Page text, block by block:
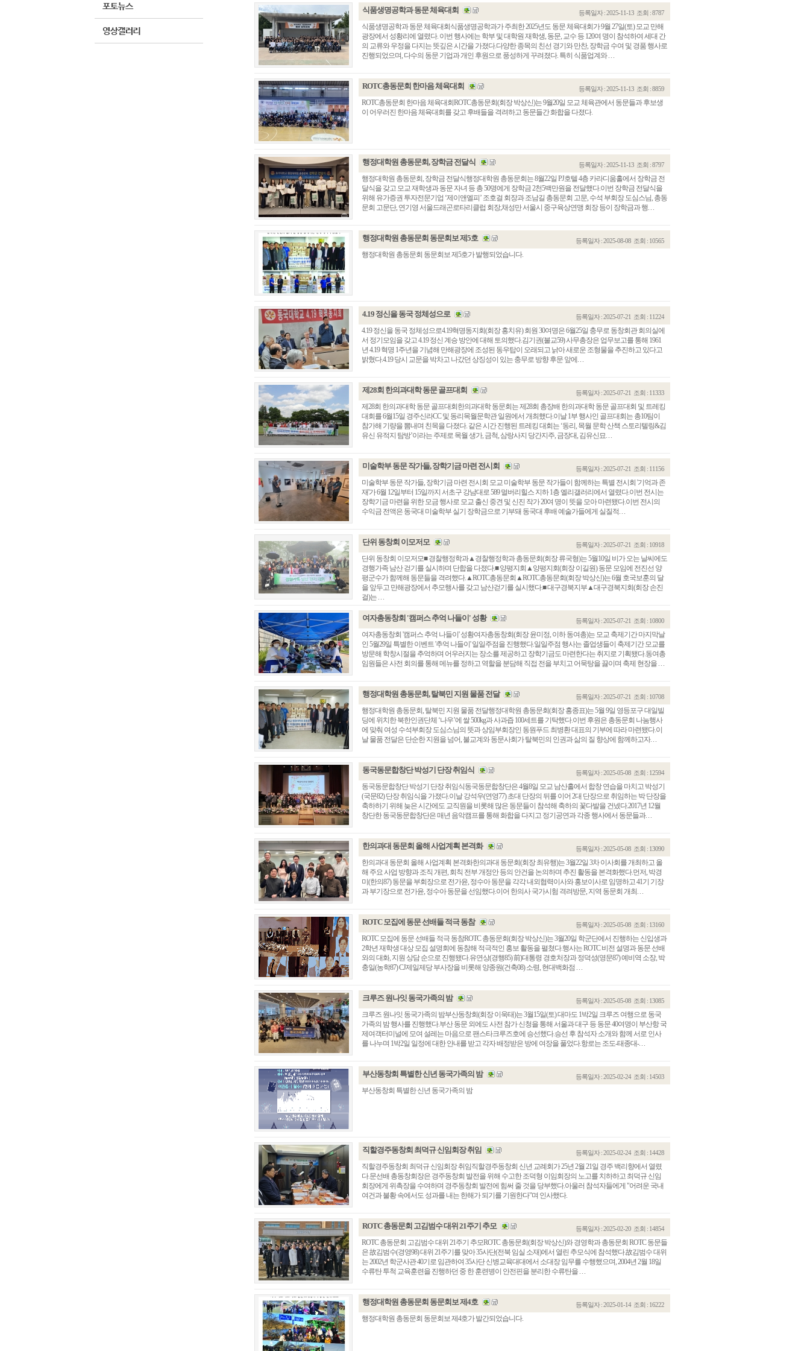
이사장 인사말
총동창회 소식
모교 소식
언론에 비친 동국
동창회보
포토뉴스
영상갤러리
동문동정
동국의 창
경조사
이달의 시
회관건립기금 기부자
장학발전기금 기부자
공지사항
연락처 수정
동국의료원 혜택
만해마을 할인 혜택
지부지회 링크
식품생명공학과 동문 체육대회 등록일자 : 2025-11-13 조회 : 8787
식품생명공학과 동문 체육대회식품생명공학과가 주최한 2025년도 동문 체육대회가 9월 27일(토) 모교 만해
광장에서 성황리에 열렸다. 이번 행사에는 학부 및 대학원 재학생, 동문, 교수 등 120여 명이 참석하여 세대 간
의 교류와 우정을 다지는 뜻깊은 시간을 가졌다.다양한 종목의 친선 경기와 만찬, 장학금 수여 및 경품 행사로
진행되었으며, 다수의 동문 기업과 개인 후원으로 풍성하게 꾸려졌다. 특히 식품업계와 . . .
ROTC총동문회 한마음 체육대회 등록일자 : 2025-11-13 조회 : 8859
ROTC총동문회 한마음 체육대회ROTC총동문회(회장 박상신)는 9월20일 모교 체육관에서 동문들과 후보생
이 어우러진 한마음 체육대회를 갖고 후배들을 격려하고 동문들간 화합을 다졌다.
행정대학원 총동문회, 장학금 전달식 등록일자 : 2025-11-13 조회 : 8797
행정대학원 총동문회, 장학금 전달식행정대학원 총동문회는 8월22일 PJ호텔 4층 카라디움홀에서 장학금 전
달식을 갖고 모교 재학생과 동문 자녀 등 총 50명에게 장학금 2천5백만원을 전달했다.이번 장학금 전달식을
위해 유가증권 투자전문기업 ‘제이앤엘피’ 조호걸 회장과 조남길 총동문회 고문, 수석 부회장 도심스님, 총동
문회 고문단, 연기영 서울드래곤로타리클럽 회장,채성만 서울시 중구육상연맹 회장 등이 장학금과 행. . .
행정대학원 총동문회 동문회보 제5호 등록일자 : 2025-08-08 조회 : 10565
행정대학원 총동문회 동문회보 제5호가 발행되었습니다.
4.19 정신을 동국 정체성으로 등록일자 : 2025-07-21 조회 : 11224
4.19 정신을 동국 정체성으로4.19혁명동지회(회장 홍치유) 회원 30여명은 6월25일 충무로 동창회관 회의실에
서 정기모임을 갖고 4.19 정신 계승 방안에 대해 토의했다.김기권(불교59) 사무총장은 업무보고를 통해 1961
년 4.19 혁명 1주년을 기념해 만해광장에 조성된 동우탑이 오래되고 낡아 새로운 조형물을 추진하고 있다고
밝혔다.4.19 당시 교문을 박차고 나갔던 상징성이 있는 충무로 방향 후문 앞에. . .
제28회 한의과대학 동문 골프대회 등록일자 : 2025-07-21 조회 : 11333
제28회 한의과대학 동문 골프대회한의과대학 동문회는 제28회 총장배 한의과대학 동문 골프대회 및 트레킹
대회를 6월15일 경주신라CC 및 동리목월문학관 일원에서 개최했다.이날 1부 행사인 골프대회는 총10팀이
참가해 기량을 뽐내며 친목을 다졌다. 같은 시간 진행된 트레킹 대회는 ‘동리, 목월 문학 산책 스토리텔링&김
유신 유적지 탐방’이라는 주제로 목월 생가, 금척, 삼랑사지 당간지주, 금장대, 김유신묘. . .
미술학부 동문 작가들, 장학기금 마련 전시회 등록일자 : 2025-07-21 조회 : 11156
미술학부 동문 작가들, 장학기금 마련 전시회 모교 미술학부 동문 작가들이 함께하는 특별 전시회 '기억과 존
재'가 6월 12일부터 15일까지 서초구 강남대로 589 멀버리힐스 지하 1층 엘리갤러리에서 열렸다.이번 전시는
장학기금 마련을 위한 모금 행사로 모교 출신 중견 및 신진 작가 20여 명이 뜻을 모아 마련됐다.이번 전시의
수익금 전액은 동국대 미술학부 실기 장학금으로 기부돼 동국대 후배 예술가들에게 실질적. . .
단위 동창회 이모저모 등록일자 : 2025-07-21 조회 : 10918
단위 동창회 이모저모■ 경찰행정학과▲경찰행정학과 총동문회(회장 류국형)는 5월10일 비가 오는 날씨에도
경행가족 남산 걷기를 실시하며 단합을 다졌다.■ 양평지회▲양평지회(회장 이길원) 동문 모임에 전진선 양
평군수가 함께해 동문들을 격려했다.▲ROTC총동문회▲ROTC총동문회(회장 박상신)는 6월 호국보훈의 달
을 앞두고 만해광장에서 추모행사를 갖고 남산걷기를 실시했다.■ 대구경북지부▲대구경북지회(회장 손진
걸)는 . . .
여자총동창회 '캠퍼스 추억 나들이' 성황 등록일자 : 2025-07-21 조회 : 10800
여자총동창회 '캠퍼스 추억 나들이' 성황여자총동창회(회장 윤미정, 이하 동여총)는 모교 축제기간 마지막날
인 5월29일 특별한 이벤트 '추억 나들이' 일일주점을 진행했다.일일주점 행사는 졸업생들이 축제기간 모교를
방문해 학창시절을 추억하며 어우러지는 장소를 제공하고 장학기금도 마련한다는 취지로 기획됐다.동여총
임원들은 사전 회의를 통해 메뉴를 정하고 역할을 분담해 직접 전을 부치고 어묵탕을 끓이며 축제 현장을 . . .
행정대학원 총동문회, 탈북민 지원 물품 전달 등록일자 : 2025-07-21 조회 : 10708
행정대학원 총동문회, 탈북민 지원 물품 전달행정대학원 총동문회(회장 홍종표)는 5월 9일 영등포구 대일빌
딩에 위치한 북한인권단체 ‘나우’에 쌀 500kg과 사과즙 100세트를 기탁했다.이번 후원은 총동문회 나눔행사
에 맞춰 여성 수석부회장 도심스님의 뜻과 상임부회장인 동원푸드 최병환 대표의 기부에 따라 마련됐다.이
날 물품 전달은 단순한 지원을 넘어, 불교계와 동문사회가 탈북민의 인권과 삶의 질 향상에 함께하고자. . .
동국동문합창단 박성기 단장 취임식 등록일자 : 2025-05-08 조회 : 12594
동국동문합창단 박성기 단장 취임식동국동문합창단은 4월8일 모교 남산홀에서 합창 연습을 마치고 박성기
(국문82) 단장 취임식을 가졌다.이날 강석우(연영77) 초대 단장의 뒤를 이어 2대 단장으로 취임하는 박 단장을
축하하기 위해 늦은 시간에도 교직원을 비롯해 많은 동문들이 참석해 축하의 꽃다발을 건넸다.2017년 12월
창단한 동국동문합창단은 매년 음악캠프를 통해 화합을 다지고 정기공연과 각종 행사에서 동문들과. . .
한의과대 동문회 올해 사업계획 본격화 등록일자 : 2025-05-08 조회 : 13090
한의과대 동문회 올해 사업계획 본격화한의과대 동문회(회장 최유행)는 3월22일 3차 이사회를 개최하고 올
해 주요 사업 방향과 조직 개편, 회칙 전부 개정안 등의 안건을 논의하며 추진 활동을 본격화했다.먼저, 박경
미(한의87) 동문을 부회장으로 전가윤, 정수아 동문을 각각 내외협력이사와 홍보이사로 임명하고 41기 기장
과 부기장으로 전가윤, 정수아 동문을 선임했다.이어 한의사 국가시험 격려방문, 지역 동문회 개최. . .
ROTC 모집에 동문 선배들 적극 동참 등록일자 : 2025-05-08 조회 : 13160
ROTC 모집에 동문 선배들 적극 동참ROTC 총동문회(회장 박상신)는 3월20일 학군단에서 진행하는 신입생과
2학년 재학생 대상 모집 설명회에 동참해 적극적인 홍보 활동을 펼쳤다.행사는 ROTC 비전 설명과 동문 선배
와의 대화, 지원 상담 순으로 진행됐다.유연상(경행85) 前)대통령 경호처장과 정덕성(영문87) 예비역 소장, 박
충일(농학87) CJ제일제당 부사장을 비롯해 양종원(건축08) 소령, 현대백화점 . . .
크루즈 원나잇 동국가족의 밤 등록일자 : 2025-05-08 조회 : 13085
크루즈 원나잇 동국가족의 밤부산동창회(회장 이욱태)는 3월15일(토) 대마도 1박2일 크루즈 여행으로 동국
가족의 밤 행사를 진행했다.부산 동문 외에도 사전 참가 신청을 통해 서울과 대구 등 동문 40여명이 부산항 국
제여객터미널에 모여 설레는 마음으로 팬스타크루즈호에 승선했다.승선 후 참석자 소개와 함께 서로 인사
를 나누며 1박2일 일정에 대한 안내를 받고 각자 배정받은 방에 여장을 풀었다.항로는 조도-태종대-. . .
부산동창회 특별한 신년 동국가족의 밤 등록일자 : 2025-02-24 조회 : 14503
부산동창회 특별한 신년 동국가족의 밤
직할경주동창회 최덕규 신임회장 취임 등록일자 : 2025-02-24 조회 : 14428
직할경주동창회 최덕규 신임회장 취임직할경주동창회 신년 교례회가 25년 2월 21일 경주 백리향에서 열렸
다.문선배 총동창회장은 경주동창회 발전을 위해 수고한 조덕형 이임회장의 노고를 치하하고 최덕규 신임
회장에게 위촉장을 수여하며 경주동창회 발전에 힘써 줄 것을 당부했다.아울러 참석자들에게 "어려운 국내
여건과 불황 속에서도 성과를 내는 한해가 되기를 기원한다"며 인사했다.
ROTC 총동문회 고김범수 대위 21주기 추모 등록일자 : 2025-02-20 조회 : 14854
ROTC 총동문회 고김범수 대위 21주기 추모ROTC 총동문회(회장 박상신)와 경영학과 총동문회 ROTC 동문들
은 故김범수(경영98) 대위 21주기를 맞아 35사단(전북 임실 소재)에서 열린 추모식에 참석했다.故김범수 대위
는 2002년 학군사관 40기로 임관하여 35사단 신병교육대대에서 소대장 임무를 수행했으며, 2004년 2월 18일
수류탄 투척 교육훈련을 진행하던 중 한 훈련병이 안전핀을 분리한 수류탄을 . . .
행정대학원 총동문회 동문회보 제4호 등록일자 : 2025-01-14 조회 : 16222
행정대학원 총동문회 동문회보 제4호가 발간되었습니다.